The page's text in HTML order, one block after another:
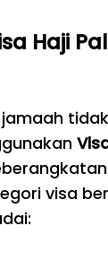
Haji
visa